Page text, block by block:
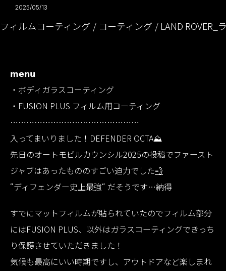
2025/05/13
フィルムコーティング コーティング LAND ROVER_
𝗺𝗲𝗻𝘂
・ボディガラスコーティング
・FUSION PLUS フィルム用コーティング
…………………………………………
入ってまいりました！DEFENDER OCTA⛰️
先日のオートモビルカウンシル2025の投稿でファースト
ジャブはあったもののすごい迫力でした💨
“ディフェンダー史上最強“ だそうです…納得
すでにマットフィルムが貼られていたのでフィルム部分
にはFUSION PLUS、以外はガラスコーティングできっち
り保護させていただきました！
気候も最高にいい時期ですし、アウトドアなど楽しまれ